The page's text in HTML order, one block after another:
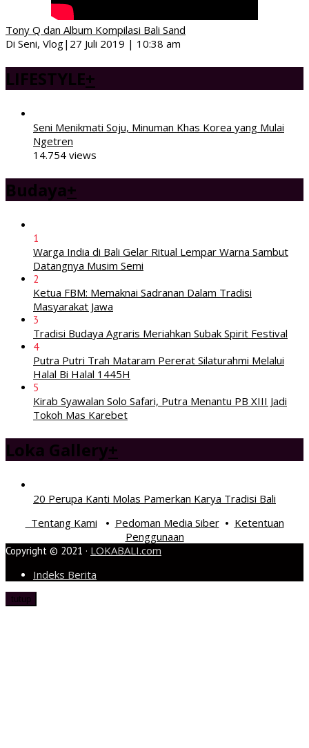
Tony Q dan Album Kompilasi Bali Sand
Di Seni, Vlog| 27 Juli 2019 | 10:38 am
LIFESTYLE+
Seni Menikmati Soju, Minuman Khas Korea yang Mulai
Ngetren
14.754 views
Budaya+
1
Warga India di Bali Gelar Ritual Lempar Warna Sambut
Datangnya Musim Semi
2
Ketua FBM: Memaknai Sadranan Dalam Tradisi
Masyarakat Jawa
3
Tradisi Budaya Agraris Meriahkan Subak Spirit Festival
4
Putra Putri Trah Mataram Pererat Silaturahmi Melalui
Halal Bi Halal 1445H
5
Kirab Syawalan Solo Safari, Putra Menantu PB XIII Jadi
Tokoh Mas Karebet
Loka Gallery+
20 Perupa Kanti Molas Pamerkan Karya Tradisi Bali
Tentang Kami • Pedoman Media Siber• Ketentuan
Penggunaan
Copyright © 2021 · LOKABALI.com
Indeks Berita
tutup